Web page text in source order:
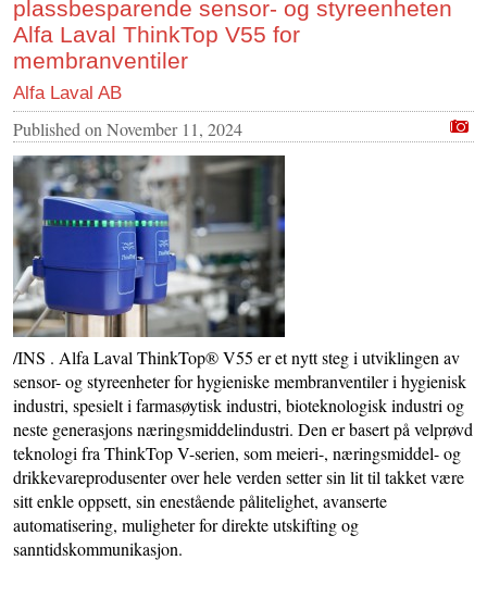
plassbesparende sensor- og styreenheten
Alfa Laval ThinkTop V55 for
membranventiler
Alfa Laval AB
Published on November 11, 2024
/INS . Alfa Laval ThinkTop® V55 er et nytt steg i utviklingen av
sensor- og styreenheter for hygieniske membranventiler i hygienisk
industri, spesielt i farmasøytisk industri, bioteknologisk industri og
neste generasjons næringsmiddelindustri. Den er basert på velprøvd
teknologi fra ThinkTop V-serien, som meieri-, næringsmiddel- og
drikkevareprodusenter over hele verden setter sin lit til takket være
sitt enkle oppsett, sin enestående pålitelighet, avanserte
automatisering, muligheter for direkte utskifting og
sanntidskommunikasjon.